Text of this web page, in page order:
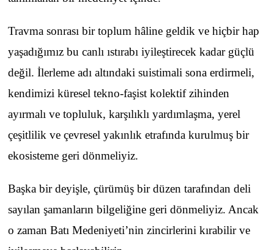
Travma sonrası bir toplum hâline geldik ve hiçbir hap
yaşadığımız bu canlı ıstırabı iyileştirecek kadar güçlü
değil. İlerleme adı altındaki suistimali sona erdirmeli,
kendimizi küresel tekno-faşist kolektif zihinden
ayırmalı ve topluluk, karşılıklı yardımlaşma, yerel
çeşitlilik ve çevresel yakınlık etrafında kurulmuş bir
ekosisteme geri dönmeliyiz.
Başka bir deyişle, çürümüş bir düzen tarafından deli
sayılan şamanların bilgeliğine geri dönmeliyiz. Ancak
o zaman Batı Medeniyeti’nin zincirlerini kırabilir ve